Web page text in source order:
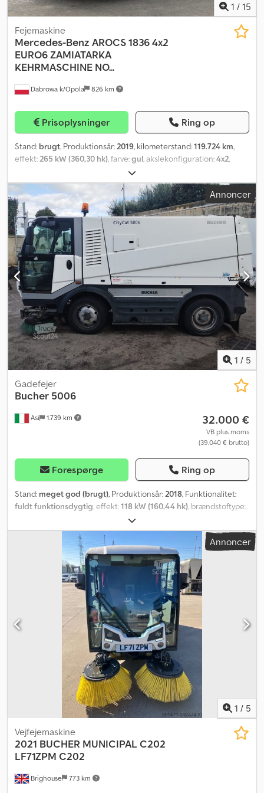
1 / 15
Dabrowa k/Opola 826 km
Fejemaskine
Mercedes-Benz AROCS 1836 4x2
EURO6 ZAMIATARKA
KEHRMASCHINE NO...
Prisoplysninger Ring op
Stand: brugt, Produktionsår:2019, kilometerstand:119.724 km,
effekt:265 kW (360,30 hk), farve:gul, akslekonfiguration:4x2,
, emissionsklasse:
centrallås, differentialespær, = Flere valgmuligheder og mere
tilbehør = - Eljusterbare sidespejle - Elruder - Radio - Tagvindue =
Yderligere oplysninger = Egenvægt: 14.980 kg Bæreevne: 3.020 kg
Dcjdpfx Aoy Ntxfogxjk Totalvægt: 18.000 kg Mål (LxBxH): 915 x 255 x
358 cm
Annoncer
1 / 5
Asi 1.739 km
Gadefejer
Bucher 5006
32.000 €
VB plus moms
(39.040 € brutto)
Forespørge Ring op
Stand: meget god (brugt), Produktionsår:2018, Funktionalitet:
fuldt funktionsdygtig, effekt:118 kW (160,44 hk), brændstoftype:
diesel
fuldstændigt serviceret Dedswi Trlopfx Agxjck
Annoncer
1 / 5
Brighouse 773 km
Vejfejemaskine
2021 BUCHER MUNICIPAL C202
LF71ZPM C202